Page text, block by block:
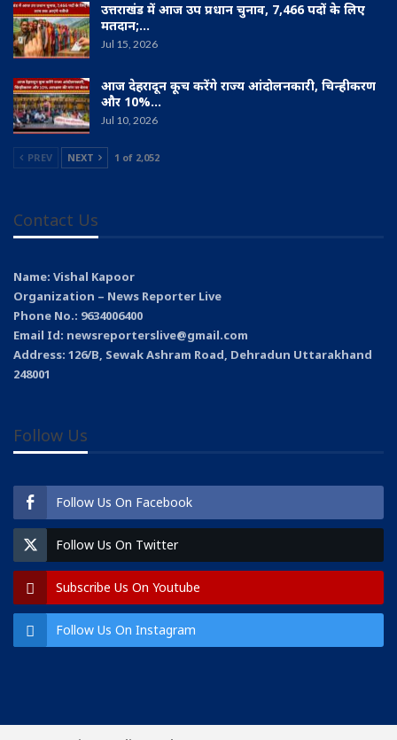
उत्तराखंड में आज उप प्रधान चुनाव, 7,466 पदों के लिए
मतदान;…
Jul 15, 2026
आज देहरादून कूच करेंगे राज्य आंदोलनकारी, चिन्हीकरण
और 10%…
Jul 10, 2026
PREV NEXT 1 of 2,052
Contact Us
Name: Vishal Kapoor
Organization – News Reporter Live
Phone No.: 9634006400
Email Id: newsreporterslive@gmail.com
Address: 126/B, Sewak Ashram Road, Dehradun Uttarakhand
248001
Follow Us
Follow Us On Facebook
Follow Us On Twitter
Subscribe Us On Youtube
Follow Us On Instagram